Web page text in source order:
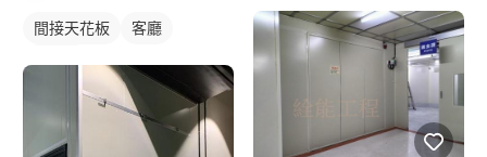
間接天花板
客廳